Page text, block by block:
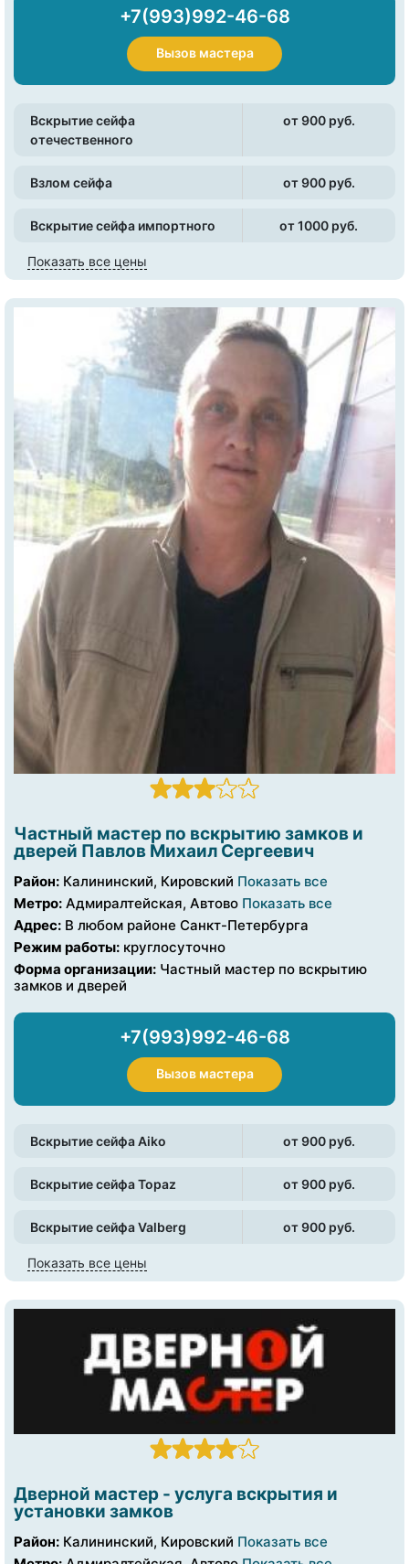
+7(993)992-46-68
Вызов мастера
Вскрытие сейфа
отечественного
от 900 pуб.
Взлом сейфа от 900 pуб.
Вскрытие сейфа импортного от 1000 pуб.
Показать все цены
Частный мастер по вскрытию замков и
дверей Павлов Михаил Сергеевич
Район: Калининский, Кировский Показать все
Метро: Адмиралтейская, Автово Показать все
Адрес: В любом районе Санкт-Петербурга
Режим работы: круглосуточно
Форма организации: Частный мастер по вскрытию
замков и дверей
+7(993)992-46-68
Вызов мастера
Вскрытие сейфа Aiko от 900 pуб.
Вскрытие сейфа Topaz от 900 pуб.
Вскрытие сейфа Valberg от 900 pуб.
Показать все цены
Дверной мастер - услуга вскрытия и
установки замков
Район: Калининский, Кировский Показать все